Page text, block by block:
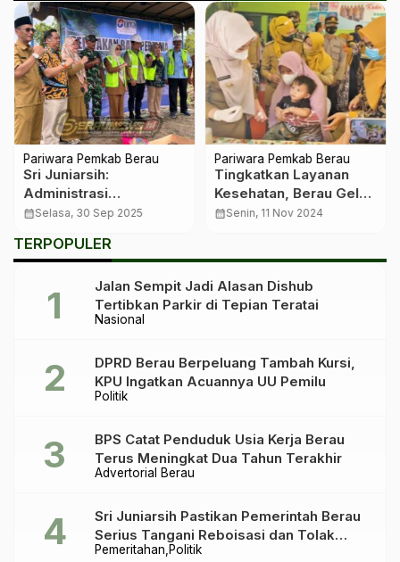
Pariwara Pemkab Berau
Sri Juniarsih:
Administrasi
Belakangan,
calendar_monthSelasa, 30 Sep 2025
Pariwara Pemkab Berau
Tingkatkan Layanan
Kesehatan, Berau Gelar
Orientasi Kader
calendar_monthSenin, 11 Nov 2024
TERPOPULER
Nasional
Jalan Sempit Jadi Alasan Dishub
Tertibkan Parkir di Tepian Teratai
Politik
DPRD Berau Berpeluang Tambah Kursi,
KPU Ingatkan Acuannya UU Pemilu
Advertorial Berau
BPS Catat Penduduk Usia Kerja Berau
Terus Meningkat Dua Tahun Terakhir
Pemeritahan Politik
Sri Juniarsih Pastikan Pemerintah Berau
Serius Tangani Reboisasi dan Tolak
Praktik Ilegal